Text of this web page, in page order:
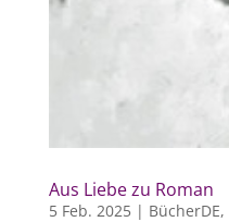
Aus Liebe zu Roman
5 Feb. 2025| BücherDE,